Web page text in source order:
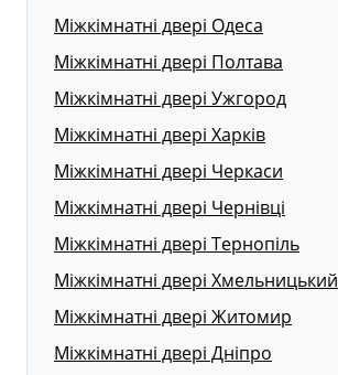
Міжкімнатні двері Одеса
Міжкімнатні двері Полтава
Міжкімнатні двері Ужгород
Міжкімнатні двері Харків
Міжкімнатні двері Черкаси
Міжкімнатні двері Чернівці
Міжкімнатні двері Тернопіль
Міжкімнатні двері Хмельницький
Міжкімнатні двері Житомир
Міжкімнатні двері Дніпро